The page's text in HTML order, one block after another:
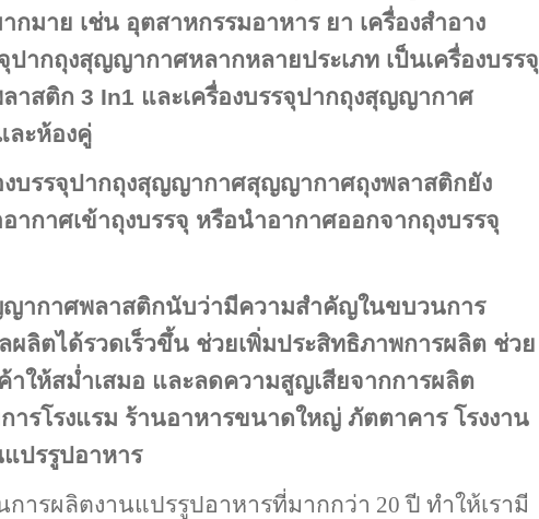
กมาย เช่น อุตสาหกรรมอาหาร ยา เครื่องสำอาง
ปากถุงสุญญากาศหลากหลายประเภท เป็นเครื่องบรรจุ
าสติก 3 In1 และเครื่องบรรจุปากถุงสุญญากาศ
ละห้องคู่
งบรรจุปากถุงสุญญากาศสุญญากาศถุงพลาสติกยัง
ากาศเข้าถุงบรรจุ หรือนำอากาศออกจากถุงบรรจุ
ญากาศพลาสติกนับว่ามีความสำคัญในขบวนการ
ผลิตได้รวดเร็วขึ้น ช่วยเพิ่มประสิทธิภาพการผลิต ช่วย
ให้สม่ำเสมอ และลดความสูญเสียจากการผลิต
ารโรงแรม ร้านอาหารขนาดใหญ่ ภัตตาคาร โรงงาน
ปรรูปอาหาร
ารผลิตงานแปรรูปอาหารที่มากกว่า 20 ปี ทำให้เรามี